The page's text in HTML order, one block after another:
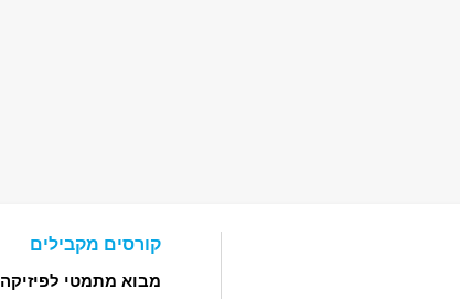
קורסים מקבילים
מבוא מתמטי לפיזיקה 1